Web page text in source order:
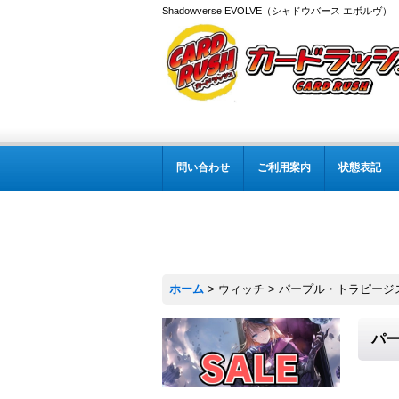
Shadowverse EVOLVE（シャドウバース エボルヴ
問い合わせ ご利用案内 状態表記
ホーム > ウィッチ > パープル・トラピージ
パ